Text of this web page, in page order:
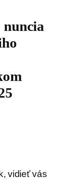
nuncia
vidieť vás